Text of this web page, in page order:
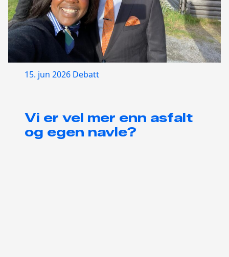
15. jun 2026 Debatt
Vi er vel mer enn asfalt
og egen navle?